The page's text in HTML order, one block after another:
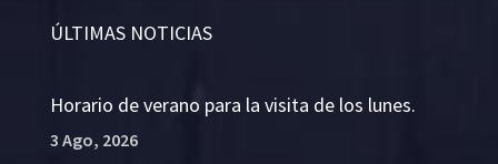
ÚLTIMAS NOTICIAS
Horario de verano para la visita de los lunes.
3 Ago, 2026